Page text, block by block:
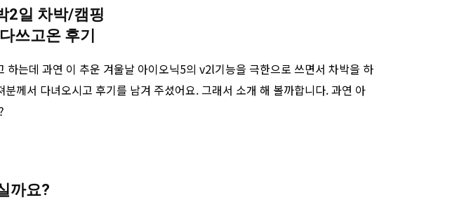
2일 차박/캠핑
쓰고온 후기
는데 과연 이 추운 겨울날 아이오닉5의 v2l기능을 극한으로 쓰면서 차박을 하
께서 다녀오시고 후기를 남겨 주셨어요. 그래서 소개 해 볼까합니다. 과연 아
까요?